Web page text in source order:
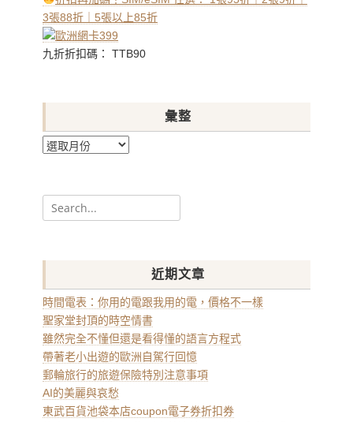
3張88折｜5張以上85折
九折折扣碼： TTB90
彙整
彙
Search
for:
近期文章
時間電表：你用的電跟我用的電，價格不一樣
聖家堂封頂的時空情書
雖然完全不懂但還是看得懂的語言方程式
帶著老小出遊的歐洲自駕行回憶
郵輪旅行的旅遊保險特別注意事項
AI的美麗與哀愁
東武百貨池袋本店coupon電子券折扣券